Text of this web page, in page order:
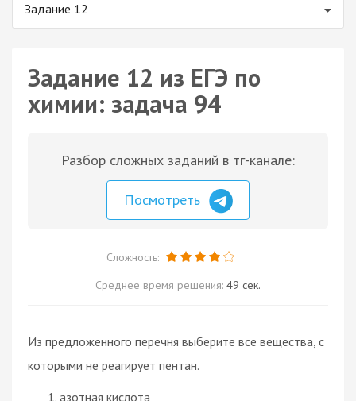
Задание 12
Задание 12 из ЕГЭ по
химии: задача 94
Разбор сложных заданий в тг-канале:
Посмотреть
Сложность:
Среднее время решения: 49 сек.
Из предложенного перечня выберите все вещества, с
которыми не реагирует пентан.
азотная кислота